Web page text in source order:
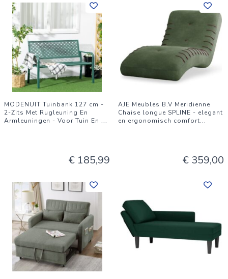
MODENUIT Tuinbank 127 cm -
2-Zits Met Rugleuning En
Armleuningen - Voor Tuin En ...
€ 185,99
AJE Meubles B.V Meridienne
Chaise longue SPLINE - elegant
en ergonomisch comfort...
€ 359,00